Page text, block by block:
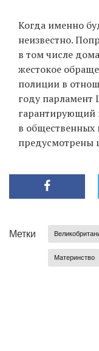
Когда именно
неизвестно.
в том числе
жестокое
полиции в
году парламент
в общественных
предусмотрены
Метки
Материнство